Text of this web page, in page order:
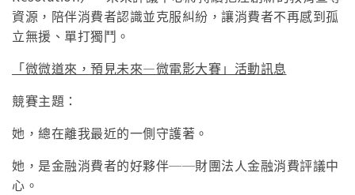
資源，陪伴消費者認識並克服糾紛，讓消費者不再感到孤
立無援、單打獨鬥。
「微微道來，預見未來—微電影大賽」活動訊息
競賽主題：
她，總在離我最近的一側守護著。
她，是金融消費者的好夥伴──財團法人金融消費評議中
心。